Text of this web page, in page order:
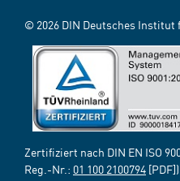
© 2026 DIN Deutsches Institut
Zertifiziert nach DIN EN ISO
Reg.-Nr.: 01 100 2100794 [PDF])